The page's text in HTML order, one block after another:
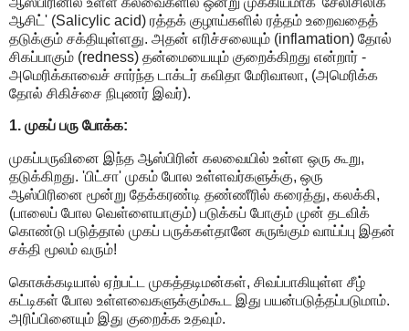
ஆசிட்' (Salicylic acid) ரத்தக் குழாய்களில் ரத்தம் உறைவதைத்
தடுக்கும் சக்தியுள்ளது. அதன் எரிச்சலையும் (inflamation) தோல்
சிகப்பாகும் (redness) தன்மையையும் குறைக்கிறது என்றார் -
அமெரிக்காவைச் சார்ந்த டாக்டர் கவிதா மேரிவாலா, (அமெரிக்க
தோல் சிகிச்சை நிபுணர் இவர்).
1. முகப் பரு போக்க:
முகப்பருவினை இந்த ஆஸ்பிரின் கலவையில் உள்ள ஒரு கூறு,
தடுக்கிறது. 'பிட்சா' முகம் போல உள்ளவர்களுக்கு, ஒரு
ஆஸ்பிரினை மூன்று தேக்கரண்டி தண்ணீரில் கரைத்து, கலக்கி,
(பாலைப் போல வெள்ளையாகும்) படுக்கப் போகும் முன் தடவிக்
கொண்டு படுத்தால் முகப் பருக்கள்தானே சுருங்கும் வாய்ப்பு இதன்
சக்தி மூலம் வரும்!
கொசுக்கடியால் ஏற்பட்ட முகத்தடிமன்கள், சிவப்பாகியுள்ள சீழ்
கட்டிகள் போல உள்ளவைகளுக்கும்கூட இது பயன்படுத்தப்படுமாம்.
அரிப்பினையும் இது குறைக்க உதவும்.